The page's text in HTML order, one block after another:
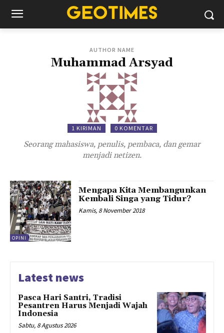
AUTHOR NAME
Muhammad Arsyad
1 KIRIMAN 0 KOMENTAR
Seorang mahasiswa, penulis, pembaca, dan gemar
menjadi netizen.
OPINI
Mengapa Kita Membangunkan
Kembali Singa yang Tidur?
Kamis, 8 November 2018
Latest news
Pasca Hari Santri, Tradisi
Pesantren Harus Menjadi Wajah
Indonesia
Sabtu, 8 Agustus 2026